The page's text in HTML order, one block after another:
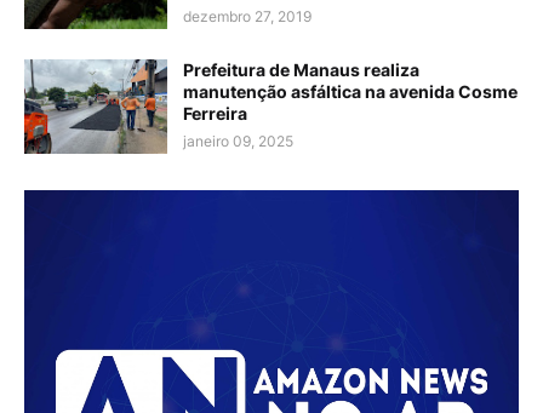
dezembro 27, 2019
Prefeitura de Manaus realiza
manutenção asfáltica na avenida Cosme
Ferreira
janeiro 09, 2025